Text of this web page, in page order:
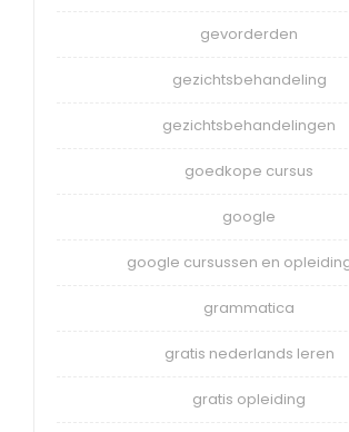
gevorderden
gezichtsbehandeling
gezichtsbehandelingen
goedkope cursus
google
google cursussen en
grammatica
gratis nederlands leren
gratis opleiding